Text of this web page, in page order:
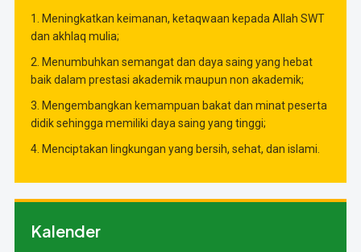
1. Meningkatkan keimanan, ketaqwaan kepada Allah SWT
dan akhlaq mulia;
2. Menumbuhkan semangat dan daya saing yang hebat
baik dalam prestasi akademik maupun non akademik;
3. Mengembangkan kemampuan bakat dan minat peserta
didik sehingga memiliki daya saing yang tinggi;
4. Menciptakan lingkungan yang bersih, sehat, dan islami.
Kalender